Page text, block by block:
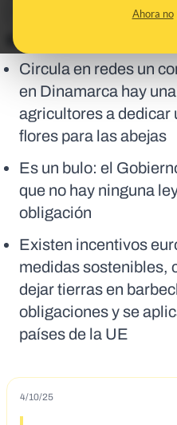
Ahora no
En corto:
Circula en redes un
en Dinamarca hay
agricultores a dedicar
flores para las abejas
Es un bulo: el
que no hay ninguna
obligación
Existen incentivos
medidas sostenibles,
dejar tierras en
obligaciones y se
países de la UE
4/10/25